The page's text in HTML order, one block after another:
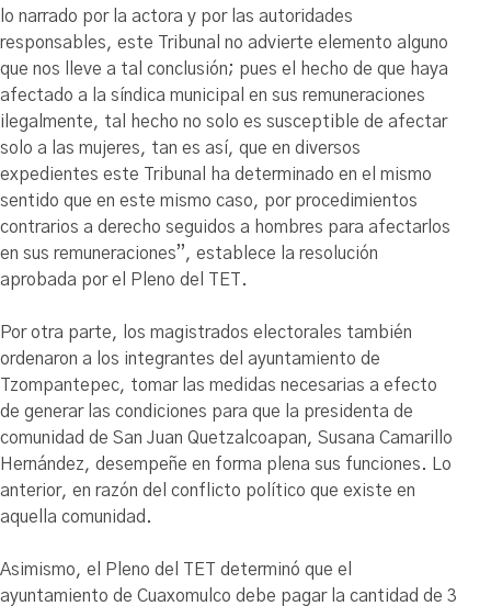
lo narrado por la actora y por las autoridades
responsables, este Tribunal no advierte elemento alguno
que nos lleve a tal conclusión; pues el hecho de que haya
afectado a la síndica municipal en sus remuneraciones
ilegalmente, tal hecho no solo es susceptible de afectar
solo a las mujeres, tan es así, que en diversos
expedientes este Tribunal ha determinado en el mismo
sentido que en este mismo caso, por procedimientos
contrarios a derecho seguidos a hombres para afectarlos
en sus remuneraciones”, establece la resolución
aprobada por el Pleno del TET.
Por otra parte, los magistrados electorales también
ordenaron a los integrantes del ayuntamiento de
Tzompantepec, tomar las medidas necesarias a efecto
de generar las condiciones para que la presidenta de
comunidad de San Juan Quetzalcoapan, Susana Camarillo
Hernández, desempeñe en forma plena sus funciones. Lo
anterior, en razón del conflicto político que existe en
aquella comunidad.
Asimismo, el Pleno del TET determinó que el
ayuntamiento de Cuaxomulco debe pagar la cantidad de 3